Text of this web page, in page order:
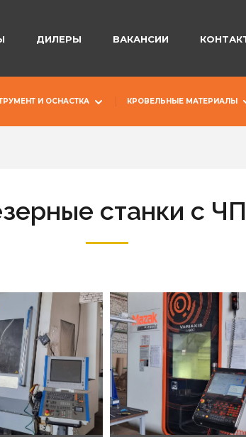
ДИЛЕРЫ ВАКАНСИИ
И ОСНАСТКА КРОВЕЛЬНЫЕ МАТЕРИАЛЫ
станки с